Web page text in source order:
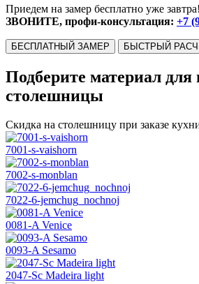
Приедем на замер бесплатно уже завтра!
ЗВОНИТЕ, профи-консультация: +7
БЕСПЛАТНЫЙ ЗАМЕР БЫСТРЫЙ
Подберите материал
столешницы
Скидка на столешницу при заказе
7001-s-vaishorn
7002-s-monblan
7022-6-jemchug_nochnoj
0081-A Venice
0093-A Sesamo
2047-Sc Madeira light